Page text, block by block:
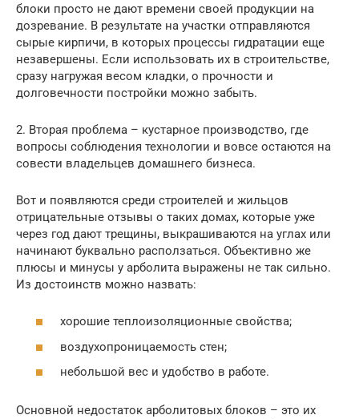
блоки просто не дают времени своей продукции на
дозревание. В результате на участки отправляются
сырые кирпичи, в которых процессы гидратации еще
незавершены. Если использовать их в строительстве,
сразу нагружая весом кладки, о прочности и
долговечности постройки можно забыть.
2. Вторая проблема – кустарное производство, где
вопросы соблюдения технологии и вовсе остаются на
совести владельцев домашнего бизнеса.
Вот и появляются среди строителей и жильцов
отрицательные отзывы о таких домах, которые уже
через год дают трещины, выкрашиваются на углах или
начинают буквально расползаться. Объективно же
плюсы и минусы у арболита выражены не так сильно.
Из достоинств можно назвать:
хорошие теплоизоляционные свойства;
воздухопроницаемость стен;
небольшой вес и удобство в работе.
Основной недостаток арболитовых блоков – это их